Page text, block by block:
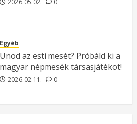
2026.05.02. 0
Egyéb
Unod az esti mesét? Próbáld ki a
magyar népmesék társasjátékot!
2026.02.11. 0